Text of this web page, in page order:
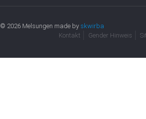
© 2026 Melsungen made by skwirba
Kontakt
Gender Hinweis